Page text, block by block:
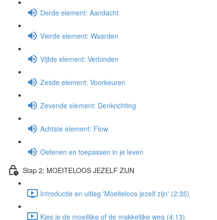
Derde element: Aandacht
Vierde element: Waarden
Vijfde element: Verbinden
Zesde element: Voorkeuren
Zevende element: Denkrichting
Achtste element: Flow
Oefenen en toepassen in je leven
Stap 2: MOEITELOOS JEZELF ZIJN
Introductie en uitleg 'Moeiteloos jezelf zijn' (2:35)
Kies je de moeilijke of de makkelijke weg (4:13)